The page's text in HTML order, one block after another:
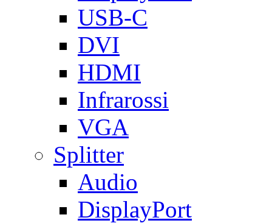
USB-C
DVI
HDMI
Infrarossi
VGA
Splitter
Audio
DisplayPort